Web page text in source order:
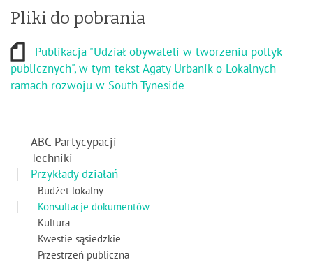
Pliki do pobrania
Publikacja "Udział obywateli w tworzeniu poltyk
publicznych", w tym tekst Agaty Urbanik o Lokalnych
ramach rozwoju w South Tyneside
ABC Partycypacji
Techniki
Przykłady działań
Budżet lokalny
Konsultacje dokumentów
Kultura
Kwestie sąsiedzkie
Przestrzeń publiczna